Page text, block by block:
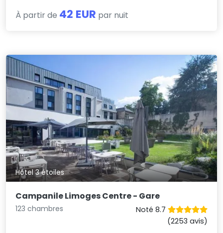
À partir de 42 EUR par nuit
Hôtel 3 étoiles
Campanile Limoges Centre - Gare
123 chambres
Noté 8.7
(2253 avis)